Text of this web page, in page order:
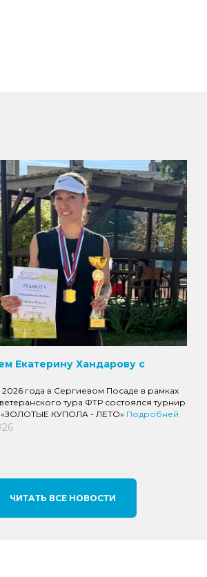
Екатерину Хандарову с
года в Сергиевом Посаде в рамках
тура ФТР состоялся турнир
«ЗОЛОТЫЕ КУПОЛА - ЛЕТО» Подробней
ЧИТАТЬ ВСЕ НОВОСТИ